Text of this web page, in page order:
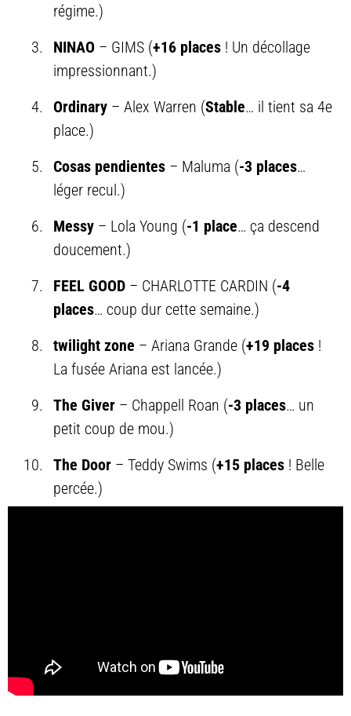
régime.)
NINAO – GIMS (+16 places ! Un décollage
impressionnant.)
Ordinary – Alex Warren (Stable… il tient sa 4e
place.)
Cosas pendientes – Maluma (-3 places…
léger recul.)
Messy – Lola Young (-1 place… ça descend
doucement.)
FEEL GOOD – CHARLOTTE CARDIN (-4
places… coup dur cette semaine.)
twilight zone – Ariana Grande (+19 places !
La fusée Ariana est lancée.)
The Giver – Chappell Roan (-3 places… un
petit coup de mou.)
The Door – Teddy Swims (+15 places ! Belle
percée.)